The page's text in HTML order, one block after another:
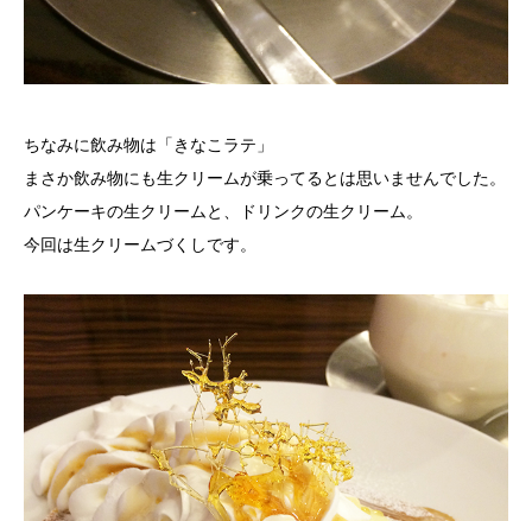
ちなみに飲み物は「きなこラテ」
まさか飲み物にも生クリームが乗ってるとは思いませんでした。
パンケーキの生クリームと、ドリンクの生クリーム。
今回は生クリームづくしです。